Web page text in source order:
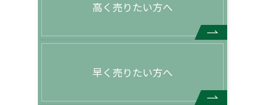
高く売りたい方へ
早く売りたい方へ